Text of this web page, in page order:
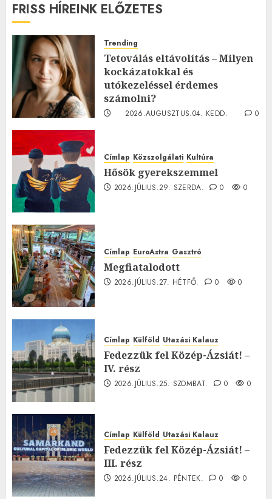
FRISS HÍREINK ELŐZETES
Trending
Tetoválás eltávolítás – Milyen
kockázatokkal és
utókezeléssel érdemes
számolni?
2026.AUGUSZTUS.04. KEDD.
0
Címlap Közszolgálati Kultúra
Hősök gyerekszemmel
2026.JÚLIUS.29. SZERDA. 0 0
Címlap EuroAstra Gasztró
Megfiatalodott
2026.JÚLIUS.27. HÉTFŐ. 0 0
Címlap Külföld Utazási Kalauz
Fedezzük fel Közép-Ázsiát! –
IV. rész
2026.JÚLIUS.25. SZOMBAT. 0 0
Címlap Külföld Utazási Kalauz
Fedezzük fel Közép-Ázsiát! –
III. rész
2026.JÚLIUS.24. PÉNTEK. 0 0